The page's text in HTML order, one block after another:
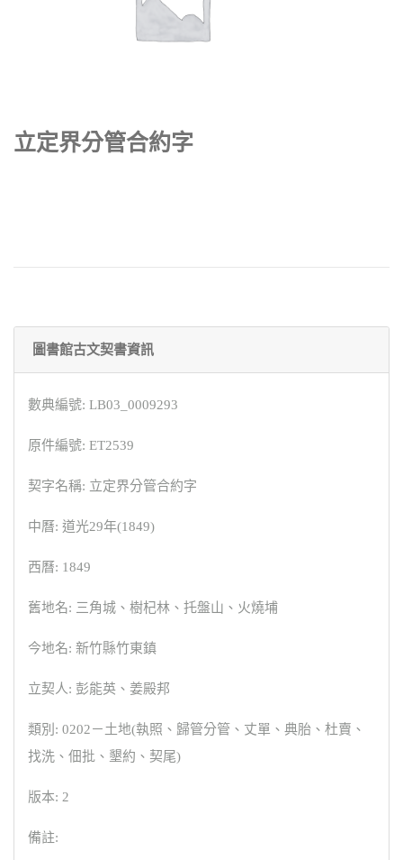
立定界分管合約字
圖書館古文契書資訊
數典編號: LB03_0009293
原件編號: ET2539
契字名稱: 立定界分管合約字
中曆: 道光29年(1849)
西曆: 1849
舊地名: 三角城、樹杞林、托盤山、火燒埔
今地名: 新竹縣竹東鎮
立契人: 彭能英、姜殿邦
類別: 0202－土地(執照、歸管分管、丈單、典胎、杜賣、
找洗、佃批、墾約、契尾)
版本: 2
備註: